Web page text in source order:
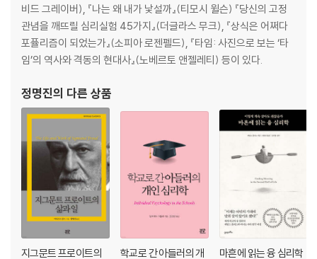
비드 그레이버), 『나는 왜 내가 낯설까』(티모시 윌슨) 『당신의 고정
관념을 깨뜨릴 심리실험 45가지』(더글라스 무크), 『상식은 어쩌다
포퓰리즘이 되었는가』(소피아 로젠펠드), 『타임: 사진으로 보는 ‘타
임’의 역사와 격동의 현대사』(노베르토 앤젤레티) 등이 있다.
정명진의 다른 상품
지그문트 프로이트의
학교로 간 아들러의 개
마흔에 읽는 융 심리학